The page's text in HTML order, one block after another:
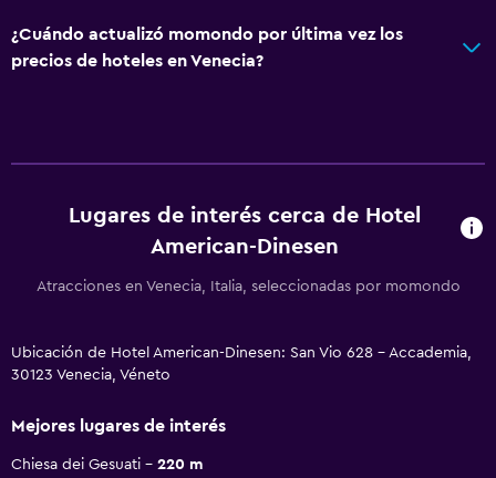
¿Cuándo actualizó momondo por última vez los
precios de hoteles en Venecia?
Lugares de interés cerca de Hotel
American-Dinesen
Atracciones en Venecia, Italia, seleccionadas por momondo
Ubicación de Hotel American-Dinesen: San Vio 628 - Accademia,
30123 Venecia, Véneto
Mejores lugares de interés
Chiesa dei Gesuati
220 m